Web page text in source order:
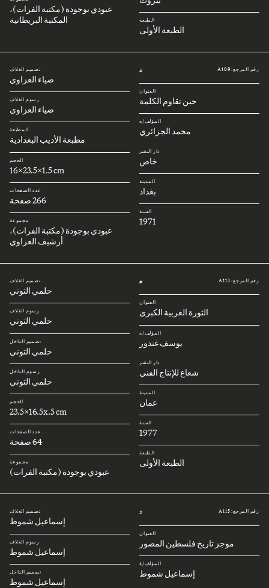
الطبعة
الطبعة الأولى
عبودي بوجودة (مكتبة الفرات)،
المكتبة البريطانية
رقم المرجع: A109 #
العنوان
حين تقاوم الكلمة
المؤلف/ة
محمد الجزائري
دار النشر
خاص
المدينة
بغداد
السنة
1971
تصميم الغلاف
ضياء العزاوي
رسوم الغلاف
ضياء العزاوي
المطبعة
مطبعة الأديب البغدادية
الحجم
16x23.5x1.5 cm
عدد الصفحات
266 صفحة
مجموعة
عبودي بوجودة (مكتبة الفرات)،
أرشيف العزاوي
رقم المرجع: A113 #
العنوان
الثورة العربية الكبرى
المؤلف/ة
يوسف غندور
دار النشر
شعاع للإنتاج الفني
المدينة
عمان
السنة
1977
الطبعة
الطبعة الأولى
تصميم الغلاف
حلمي التوني
رسوم الغلاف
حلمي التوني
تصميم الداخل
حلمي التوني
رسوم الداخل
حلمي التوني
الحجم
23.5x16.5x.5 cm
عدد الصفحات
64 صفحة
مجموعة
عبودي بوجودة (مكتبة الفرات)
رقم المرجع: A115 #
العنوان
موجز تاريخ فلسطين المصور
المؤلف/ة
إسماعيل شموط
تصميم الغلاف
إسماعيل شموط
رسوم الغلاف
إسماعيل شموط
تصميم الداخل
إسماعيل شموط